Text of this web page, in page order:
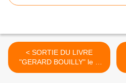
< SORTIE DU LIVRE
"GERARD BOUILLY" le 7
juillet à...